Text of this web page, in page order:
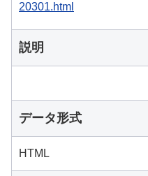
20301.html
説明
データ形式
HTML